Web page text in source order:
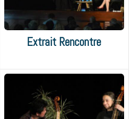
Extrait Rencontre